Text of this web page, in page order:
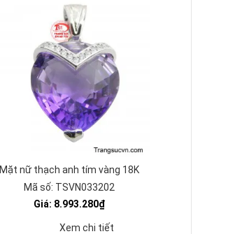
Mặt nữ thạch anh tím vàng 18K
Mã số: TSVN033202
Giá: 8.993.280₫
Xem chi tiết